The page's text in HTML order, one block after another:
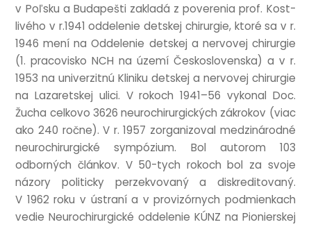
v Poľsku a Bud­apešti zak­ladá z poverenia prof. Kost­
livého v r.1941 oddel­e­nie det­skej chirur­gie, ktoré sa v r.
1946 mení na Oddel­e­nie det­skej a nervovej chirur­gie
(1. pra­cov­isko NCH na území Českoslov­enska) a v r.
1953 na uni­verz­it­nú Kliniku det­skej a nervovej chirur­gie
na Laz­aret­skej ulici. V rokoch 1941–56 vykon­al Doc.
Žucha celkovo 3626 neurochirur­gick­ých zák­rokov (viac
ako 240 ročne). V r. 1957 zor­ganizov­al medz­inárod­né
neurochirur­gické sym­pózi­um. Bol autorom 103
odborných článkov. V 50-tych rokoch bol za svo­je
názory politicky perzek­vovaný a diskred­itovaný.
V 1962 roku v ústraní a v prov­izór­nych pod­mi­en­kach
vedie Neurochirur­gické oddel­e­nie KÚNZ na Pionier­skej